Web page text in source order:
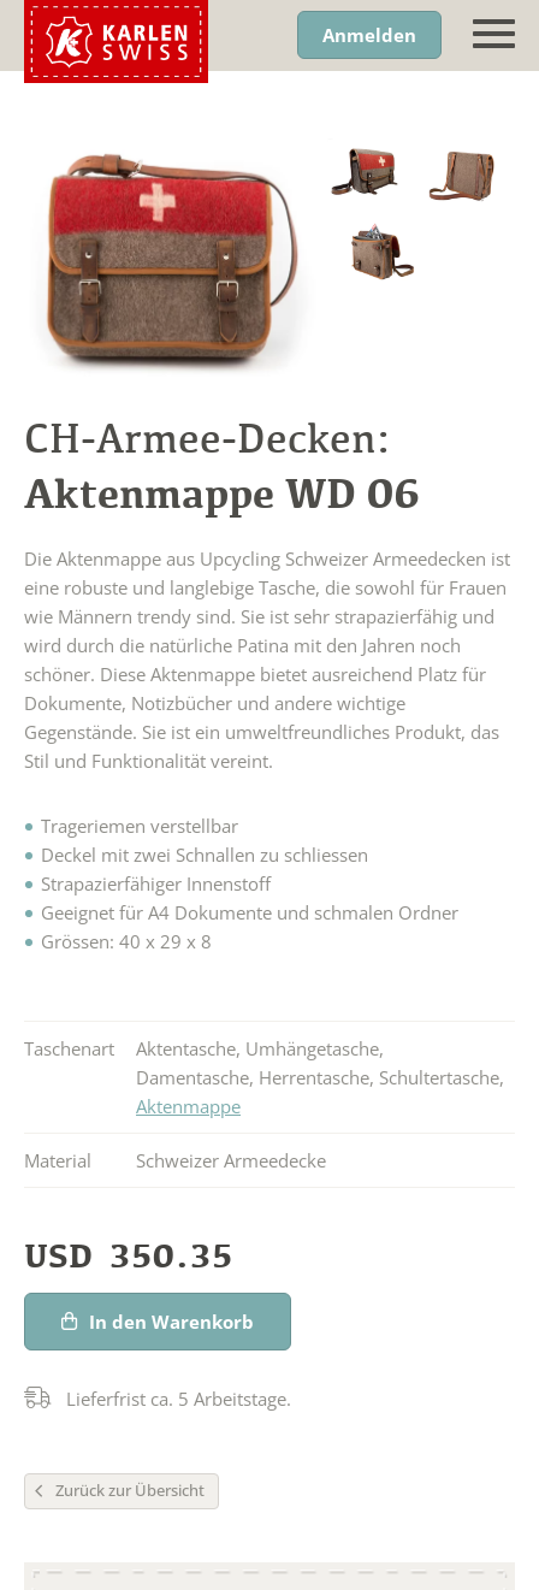
Anmelden
CH-Armee-Decken:
Aktenmappe WD 06
Die Aktenmappe aus Upcycling Schweizer Armeedecken ist
eine robuste und langlebige Tasche, die sowohl für Frauen
wie Männern trendy sind. Sie ist sehr strapazierfähig und
wird durch die natürliche Patina mit den Jahren noch
schöner. Diese Aktenmappe bietet ausreichend Platz für
Dokumente, Notizbücher und andere wichtige
Gegenstände. Sie ist ein umweltfreundliches Produkt, das
Stil und Funktionalität vereint.
Trageriemen verstellbar
Deckel mit zwei Schnallen zu schliessen
Strapazierfähiger Innenstoff
Geeignet für A4 Dokumente und schmalen Ordner
Grössen: 40 x 29 x 8
Taschenart Aktentasche, Umhängetasche,
Damentasche, Herrentasche, Schultertasche,
Aktenmappe
Material Schweizer Armeedecke
USD 350.35
In den Warenkorb
Lieferfrist ca. 5 Arbeitstage.
Zurück zur Übersicht